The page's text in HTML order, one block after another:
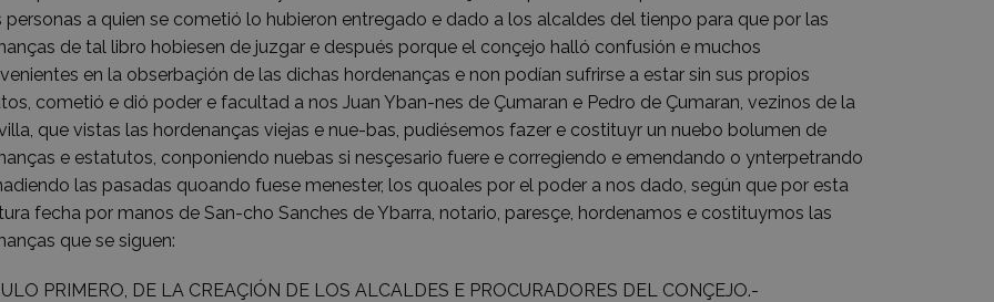
personas a quien se cometió lo hubieron entregado e dado a los alcaldes del tienpo para que por las
de tal libro hobiesen de juzgar e después porque el conçejo halló confusión e muchos
en la obserbaçión de las dichas hordenanças e non podían sufrirse a estar sin sus propios
cometió e dió poder e facultad a nos Juan Yban-nes de Çumaran e Pedro de Çumaran, vezinos de la
que vistas las hordenanças viejas e nue-bas, pudiésemos fazer e costituyr un nuebo bolumen de
e estatutos, conponiendo nuebas si nesçesario fuere e corregiendo e emendando o ynterpetrando
las pasadas quoando fuese menester, los quoales por el poder a nos dado, según que por esta
fecha por manos de San-cho Sanches de Ybarra, notario, paresçe, hordenamos e costituymos las
que se siguen:
PRIMERO, DE LA CREAÇIÓN DE LOS ALCALDES E PROCURADORES DEL CONÇEJO.-